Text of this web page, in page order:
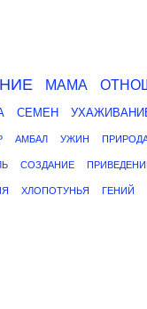
МАМА
СЕМЕН
АМБАЛ УЖИН
СОЗДАНИЕ
ХЛОПОТУНЬЯ ГЕНИЙ